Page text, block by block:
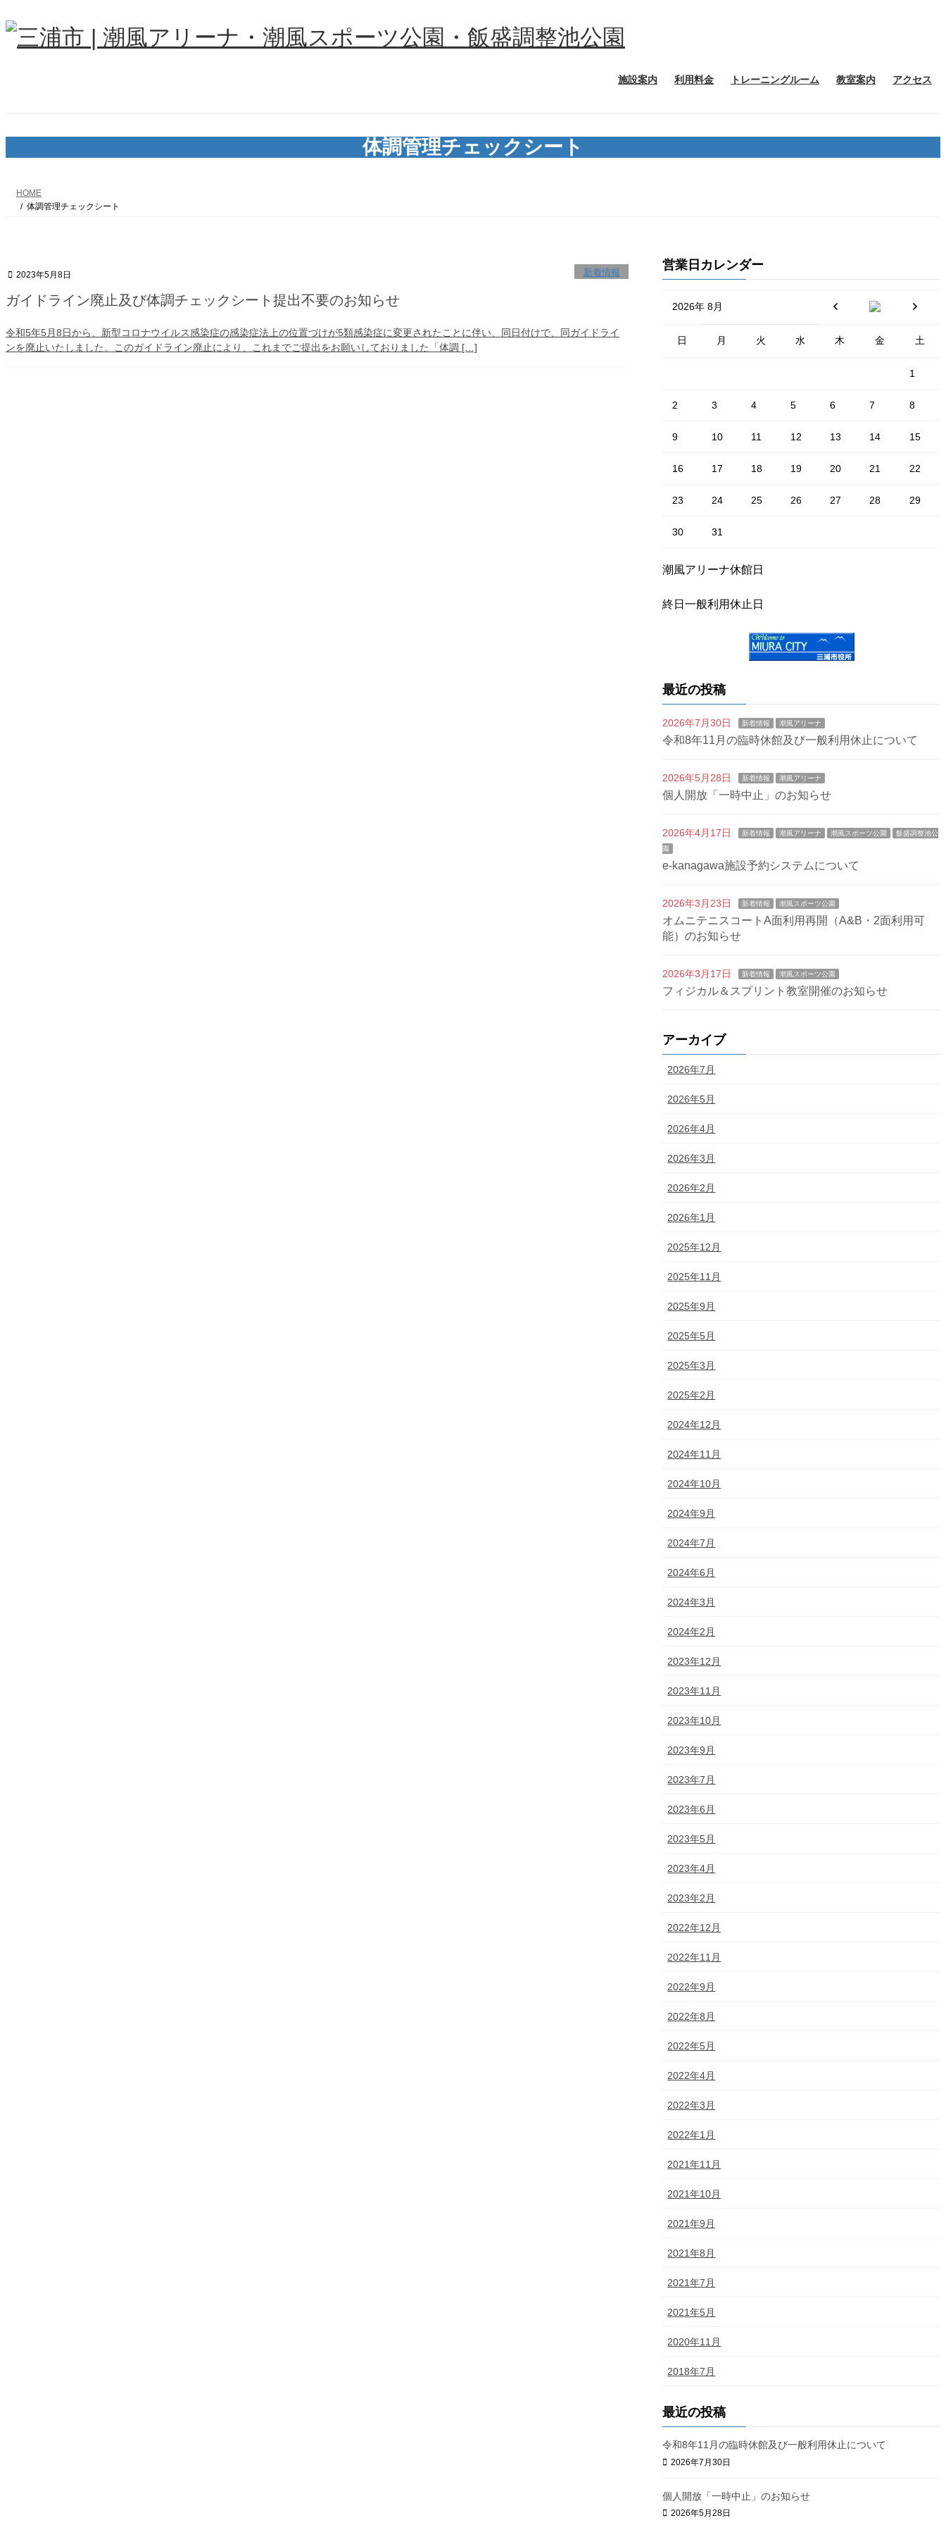
ン
ビ
施設案内 利用料金 トレーニングルーム 教室案内 アクセス
体調管理チェックシート
HOME
体調管理チェックシート
2023年5月8日 新着情報
ガイドライン廃止及び体調チェックシート提出不要のお知らせ
令和5年5月8日から、新型コロナウイルス感染症の感染症法上の位置づけが5類感染症に変更されたことに伴い、同日付けで、同ガイドライ
ンを廃止いたしました。このガイドライン廃止により、これまでご提出をお願いしておりました「体調 […]
営業日カレンダー
2026年 8月
日 月 火 水 木 金 土
1
2 3 4 5 6 7 8
9 10 11 12 13 14 15
16 17 18 19 20 21 22
23 24 25 26 27 28 29
30 31
潮風アリーナ休館日
終日一般利用休止日
最近の投稿
2026年7月30日 新着情報 潮風アリーナ
令和8年11月の臨時休館及び一般利用休止について
2026年5月28日 新着情報 潮風アリーナ
個人開放「一時中止」のお知らせ
2026年4月17日 新着情報 潮風アリーナ 潮風スポーツ公園
飯盛調整池公
園
e-kanagawa施設予約システムについて
2026年3月23日 新着情報 潮風スポーツ公園
オムニテニスコートA面利用再開（A&B・2面利用可
能）のお知らせ
2026年3月17日 新着情報 潮風スポーツ公園
フィジカル＆スプリント教室開催のお知らせ
アーカイブ
2026年7月
2026年5月
2026年4月
2026年3月
2026年2月
2026年1月
2025年12月
2025年11月
2025年9月
2025年5月
2025年3月
2025年2月
2024年12月
2024年11月
2024年10月
2024年9月
2024年7月
2024年6月
2024年3月
2024年2月
2023年12月
2023年11月
2023年10月
2023年9月
2023年7月
2023年6月
2023年5月
2023年4月
2023年2月
2022年12月
2022年11月
2022年9月
2022年8月
2022年5月
2022年4月
2022年3月
2022年1月
2021年11月
2021年10月
2021年9月
2021年8月
2021年7月
2021年5月
2020年11月
2018年7月
最近の投稿
令和8年11月の臨時休館及び一般利用休止について
2026年7月30日
個人開放「一時中止」のお知らせ
2026年5月28日